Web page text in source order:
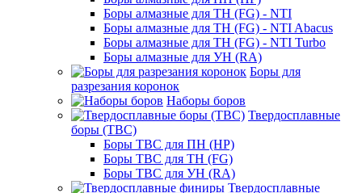
Боры алмазные для ТН (FG) - NTI
Боры алмазные для ТН (FG) - NTI Abacus
Боры алмазные для ТН (FG) - NTI Turbo
Боры алмазные для УН (RA)
Боры для
разрезания коронок
Наборы боров
Твердосплавные
боры (ТВС)
Боры ТВС для ПН (HP)
Боры ТВС для ТН (FG)
Боры ТВС для УН (RA)
Твердосплавные